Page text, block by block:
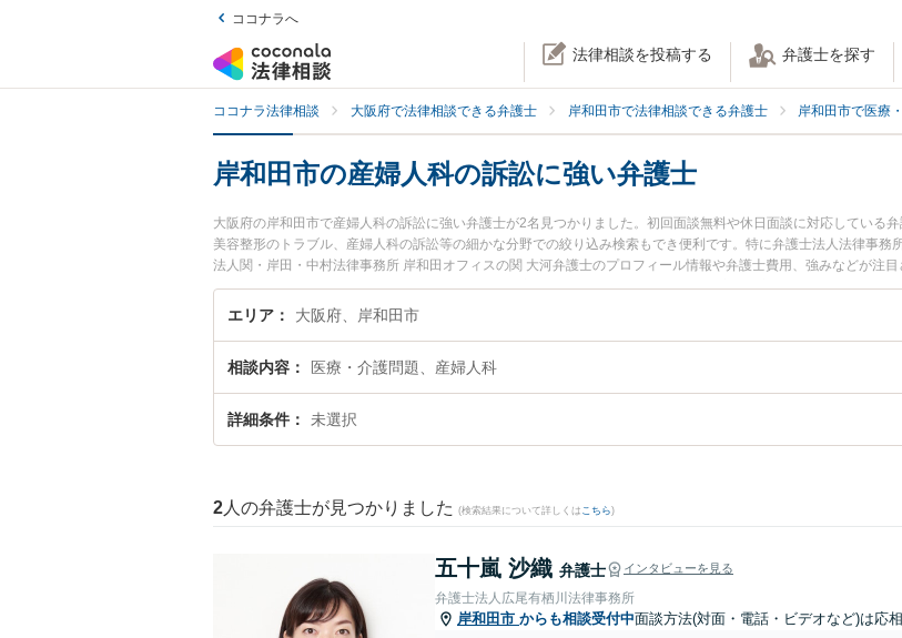
ココナラへ
法律相談を投稿する 弁護士を探す
ココナラ法律相談 大阪府で法律相談できる弁護士 岸和田市で法律相談できる弁護士 岸和田市で医療
岸和田市の産婦人科の訴訟に強い弁護士
大阪府の岸和田市で産婦人科の訴訟に強い弁護士が2名見つかりました。初回面談無料や休日面談に対応している
美容整形のトラブル、産婦人科の訴訟等の細かな分野での絞り込み検索もでき便利です。特に弁護士法人法律事
法人関・岸田・中村法律事務所 岸和田オフィスの関 大河弁護士のプロフィール情報や弁護士費用、強みなどが注
訴訟のトラブルを今すぐに弁護士に相談したい』『産婦人科の訴訟のトラブル解決の実績豊富な近くの弁護士を
和田市内の弁護士に相談予約したい』などでお困りの相談者さんにおすすめです。
エリア 大阪府、岸和田市
相談内容 医療・介護問題、産婦人科
詳細条件 未選択
2 人の弁護士が見つかりました (検索結果について詳しくは こちら)
五十嵐 沙織 弁護士 インタビューを見る
弁護士法人広尾有栖川法律事務所
岸和田市 からも相談受付中面談方法(対面・電話・ビデオなど)は応